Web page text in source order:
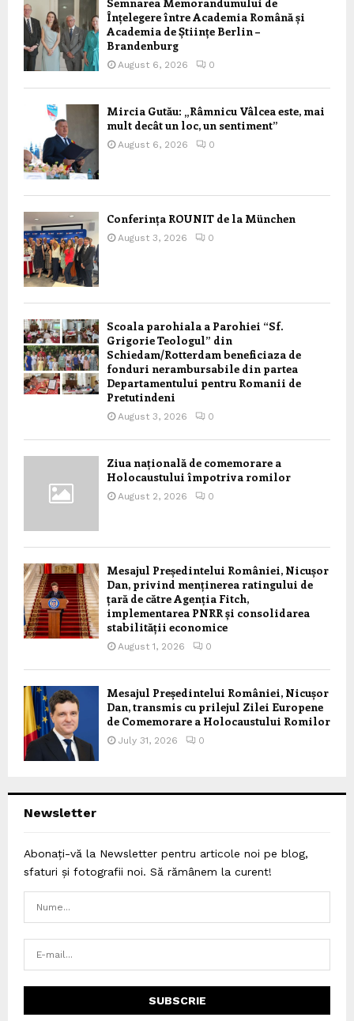
Înțelegere între Academia Română și
Academia de Științe Berlin –
Brandenburg
August 6, 2026 0
Mircia Gutău: „Râmnicu Vâlcea este, mai
mult decât un loc, un sentiment”
August 6, 2026 0
Conferința ROUNIT de la München
August 3, 2026 0
Scoala parohiala a Parohiei “Sf.
Grigorie Teologul” din
Schiedam/Rotterdam beneficiaza de
fonduri nerambursabile din partea
Departamentului pentru Romanii de
Pretutindeni
August 3, 2026 0
Ziua națională de comemorare a
Holocaustului împotriva romilor
August 2, 2026 0
Mesajul Președintelui României, Nicușor
Dan, privind menținerea ratingului de
țară de către Agenția Fitch,
implementarea PNRR și consolidarea
stabilității economice
August 1, 2026 0
Mesajul Președintelui României, Nicușor
Dan, transmis cu prilejul Zilei Europene
de Comemorare a Holocaustului Romilor
July 31, 2026 0
Newsletter
Abonați-vă la Newsletter pentru articole noi pe blog,
sfaturi și fotografii noi. Să rămânem la curent!